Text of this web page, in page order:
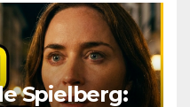
Spielberg: